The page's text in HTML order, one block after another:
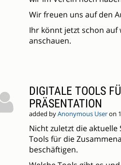
Wir freuen uns auf den
Ihr könnt jetzt schon
anschauen.
DIGITALE TOOLS
PRÄSENTATION
added byAnonymous Useron
Nicht zuletzt die
Tools für die
beschäftigen.